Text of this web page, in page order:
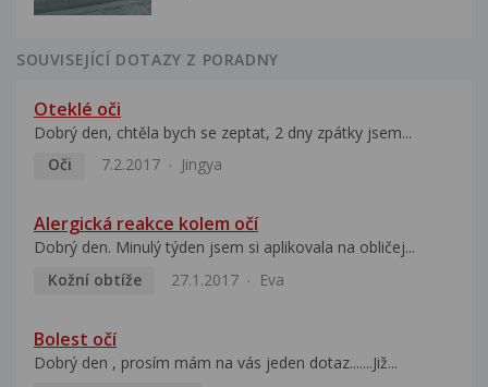
SOUVISEJÍCÍ DOTAZY Z PORADNY
Oteklé oči
Dobrý den, chtěla bych se zeptat, 2 dny zpátky jsem...
Oči
7.2.2017 Jingya
Alergická reakce kolem očí
Dobrý den. Minulý týden jsem si aplikovala na obličej...
Kožní obtíže
27.1.2017 Eva
Bolest očí
Dobrý den , prosím mám na vás jeden dotaz.......Již...